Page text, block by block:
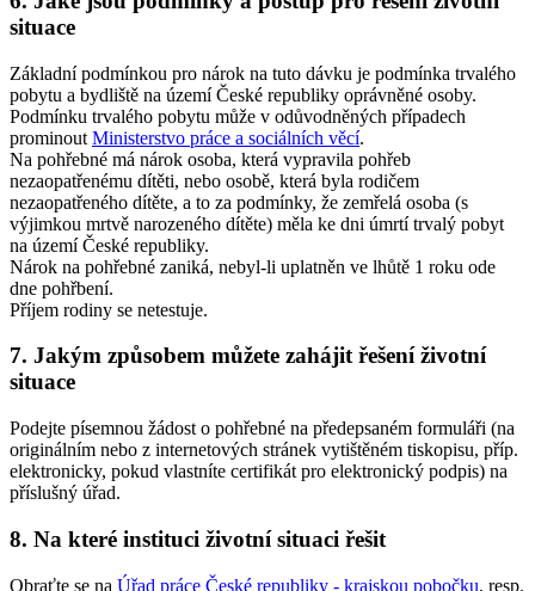
situace
Základní podmínkou pro nárok na tuto dávku je podmínka trvalého
pobytu a bydliště na území České republiky oprávněné osoby.
Podmínku trvalého pobytu může v odůvodněných případech
prominout Ministerstvo práce a sociálních věcí.
Na pohřebné má nárok osoba, která vypravila pohřeb
nezaopatřenému dítěti, nebo osobě, která byla rodičem
nezaopatřeného dítěte, a to za podmínky, že zemřelá osoba (s
výjimkou mrtvě narozeného dítěte) měla ke dni úmrtí trvalý pobyt
na území České republiky.
Nárok na pohřebné zaniká, nebyl-li uplatněn ve lhůtě 1 roku ode
dne pohřbení.
Příjem rodiny se netestuje.
7. Jakým způsobem můžete zahájit řešení životní
situace
Podejte písemnou žádost o pohřebné na předepsaném formuláři (na
originálním nebo z internetových stránek vytištěném tiskopisu, příp.
elektronicky, pokud vlastníte certifikát pro elektronický podpis) na
příslušný úřad.
8. Na které instituci životní situaci řešit
Obraťte se na Úřad práce České republiky - krajskou pobočku, resp.